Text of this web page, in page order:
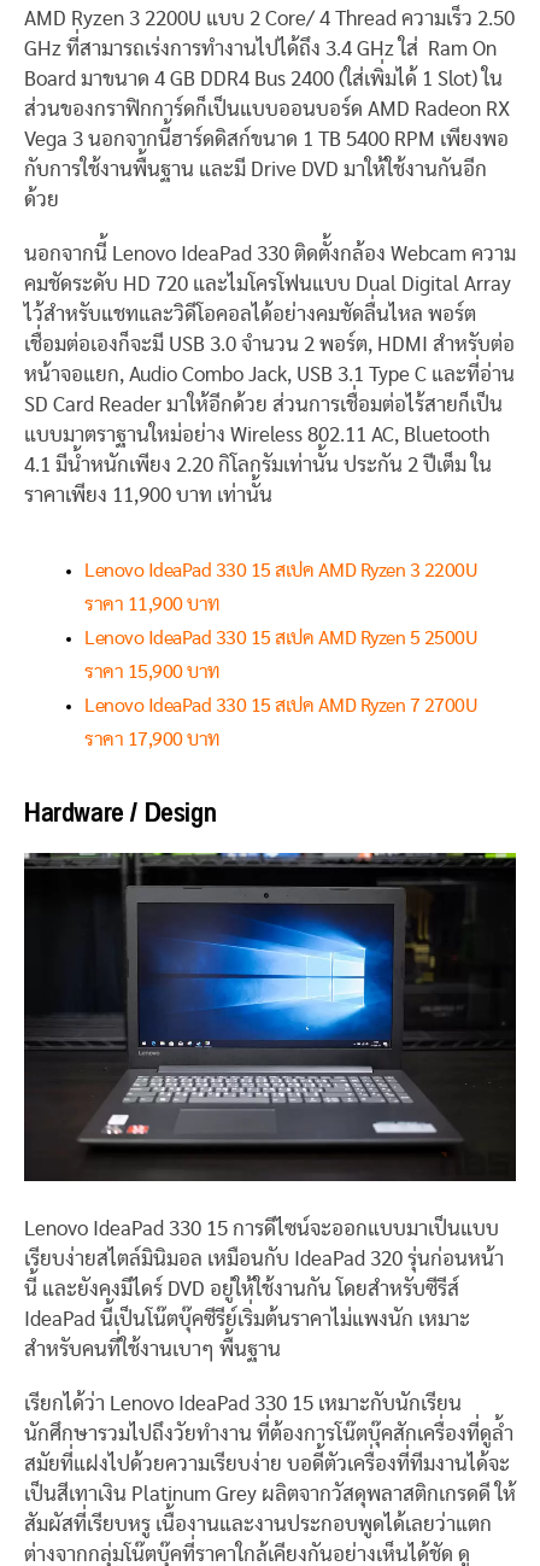
AMD Ryzen 3 2200U แบบ 2 Core/ 4 Thread ความเร็ว 2.50
GHz ที่สามารถเร่งการทำงานไปได้ถึง 3.4 GHz ใส่ Ram On
Board มาขนาด 4 GB DDR4 Bus 2400 (ใส่เพิ่มได้ 1 Slot) ใน
ส่วนของกราฟิกการ์ดก็เป็นแบบออนบอร์ด AMD Radeon RX
Vega 3 นอกจากนี้ฮาร์ดดิสก์ขนาด 1 TB 5400 RPM เพียงพอ
กับการใช้งานพื้นฐาน และมี Drive DVD มาให้ใช้งานกันอีก
ด้วย
นอกจากนี้ Lenovo IdeaPad 330 ติดตั้งกล้อง Webcam ความ
คมชัดระดับ HD 720 และไมโครโฟนแบบ Dual Digital Array
ไว้สำหรับแชทและวิดีโอคอลได้อย่างคมชัดลื่นไหล พอร์ต
เชื่อมต่อเองก็จะมี USB 3.0 จำนวน 2 พอร์ต, HDMI สำหรับต่อ
หน้าจอแยก, Audio Combo Jack, USB 3.1 Type C และที่อ่าน
SD Card Reader มาให้อีกด้วย ส่วนการเชื่อมต่อไร้สายก็เป็น
แบบมาตราฐานใหม่อย่าง Wireless 802.11 AC, Bluetooth
4.1 มีน้ำหนักเพียง 2.20 กิโลกรัมเท่านั้น ประกัน 2 ปีเต็ม ใน
ราคาเพียง 11,900 บาท เท่านั้น
Lenovo IdeaPad 330 15 สเปค AMD Ryzen 3 2200U
ราคา 11,900 บาท
Lenovo IdeaPad 330 15 สเปค AMD Ryzen 5 2500U
ราคา 15,900 บาท
Lenovo IdeaPad 330 15 สเปค AMD Ryzen 7 2700U
ราคา 17,900 บาท
Hardware / Design
Lenovo IdeaPad 330 15 การดีไซน์จะออกแบบมาเป็นแบบ
เรียบง่ายสไตล์มินิมอล เหมือนกับ IdeaPad 320 รุ่นก่อนหน้า
นี้ และยังคงมีไดร์ DVD อยู่ให้ใช้งานกัน โดยสำหรับซีรีส์
IdeaPad นี้เป็นโน๊ตบุ๊คซีรีย์เริ่มต้นราคาไม่แพงนัก เหมาะ
สำหรับคนที่ใช้งานเบาๆ พื้นฐาน
เรียกได้ว่า Lenovo IdeaPad 330 15 เหมาะกับนักเรียน
นักศึกษารวมไปถึงวัยทำงาน ที่ต้องการโน๊ตบุ๊คสักเครื่องที่ดูล้ำ
สมัยที่แฝงไปด้วยความเรียบง่าย บอดี้ตัวเครื่องที่ทีมงานได้จะ
เป็นสีเทาเงิน Platinum Grey ผลิตจากวัสดุพลาสติกเกรดดี ให้
สัมผัสที่เรียบหรู เนื้องานและงานประกอบพูดได้เลยว่าแตก
ต่างจากกลุ่มโน๊ตบุ๊คที่ราคาใกล้เคียงกันอย่างเห็นได้ชัด ดู